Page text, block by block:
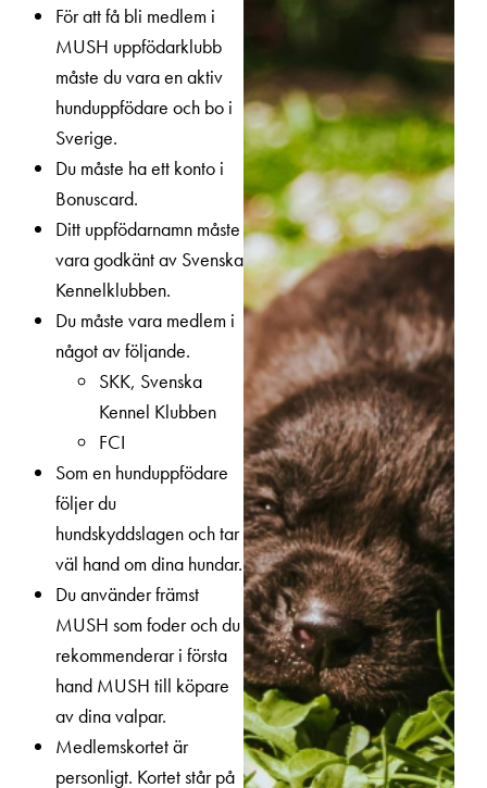
a
r
h
e
m
m
a
*
För att få bli medlem i
MUSH uppfödarklubb
måste du vara en aktiv
hunduppfödare och bo i
Sverige.
Du måste ha ett konto i
Bonuscard.
Ditt uppfödarnamn måste
vara godkänt av Svenska
Kennelklubben.
Du måste vara medlem i
något av följande.
SKK, Svenska
Kennel Klubben
FCI
Som en hunduppfödare
följer du
hundskyddslagen och tar
väl hand om dina hundar.
Du använder främst
MUSH som foder och du
rekommenderar i första
hand MUSH till köpare
av dina valpar.
Medlemskortet är
personligt. Kortet står på